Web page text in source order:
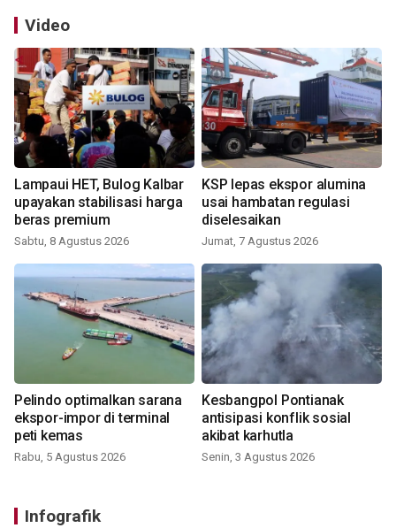
Video
Lampaui HET, Bulog Kalbar
upayakan stabilisasi harga
beras premium
Sabtu, 8 Agustus 2026
KSP lepas ekspor alumina
usai hambatan regulasi
diselesaikan
Jumat, 7 Agustus 2026
Pelindo optimalkan sarana
ekspor-impor di terminal
peti kemas
Rabu, 5 Agustus 2026
Kesbangpol Pontianak
antisipasi konflik sosial
akibat karhutla
Senin, 3 Agustus 2026
Infografik